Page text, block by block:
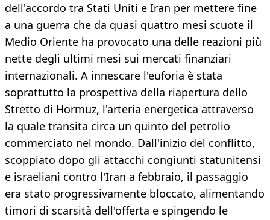
dell'accordo tra Stati Uniti e Iran per mettere fine
a una guerra che da quasi quattro mesi scuote il
Medio Oriente ha provocato una delle reazioni più
nette degli ultimi mesi sui mercati finanziari
internazionali. A innescare l'euforia è stata
soprattutto la prospettiva della riapertura dello
Stretto di Hormuz, l'arteria energetica attraverso
la quale transita circa un quinto del petrolio
commerciato nel mondo. Dall'inizio del conflitto,
scoppiato dopo gli attacchi congiunti statunitensi
e israeliani contro l'Iran a febbraio, il passaggio
era stato progressivamente bloccato, alimentando
timori di scarsità dell'offerta e spingendo le